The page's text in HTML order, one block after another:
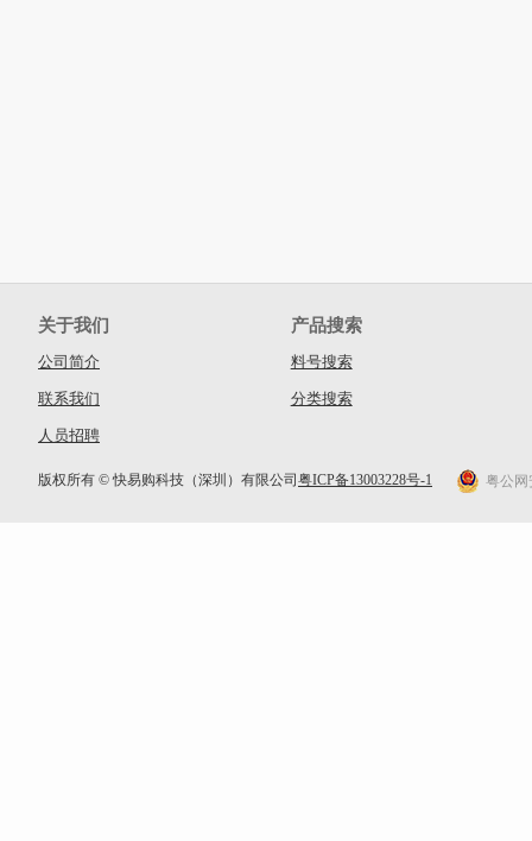
关于我们
公司简介
联系我们
人员招聘
产品搜索
料号搜索
分类搜索
版权所有 © 快易购科技（深圳）有限公司 粤ICP备13003228号-1 粤公网